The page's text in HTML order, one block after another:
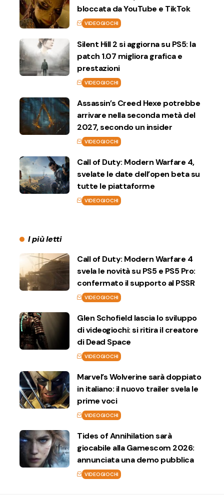
bloccata da YouTube e TikTok
VIDEOGIOCHI
Silent Hill 2 si aggiorna su PS5: la
patch 1.07 migliora grafica e
prestazioni
VIDEOGIOCHI
Assassin’s Creed Hexe potrebbe
arrivare nella seconda metà del
2027, secondo un insider
VIDEOGIOCHI
Call of Duty: Modern Warfare 4,
svelate le date dell’open beta su
tutte le piattaforme
VIDEOGIOCHI
I più letti
Call of Duty: Modern Warfare 4
svela le novità su PS5 e PS5 Pro:
confermato il supporto al PSSR
VIDEOGIOCHI
Glen Schofield lascia lo sviluppo
di videogiochi: si ritira il creatore
di Dead Space
VIDEOGIOCHI
Marvel’s Wolverine sarà doppiato
in italiano: il nuovo trailer svela le
prime voci
VIDEOGIOCHI
Tides of Annihilation sarà
giocabile alla Gamescom 2026:
annunciata una demo pubblica
VIDEOGIOCHI